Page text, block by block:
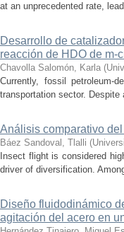
at an unprecedented rate,
Desarrollo de
reacción de HDO de m-
Chavolla Salomón, Karla (
Currently, fossil petroleum-
transportation sector.
Análisis comparativo
Báez Sandoval, Tlalli (
Insect flight is considered
driver of diversification.
Diseño fluidodinámico
agitación del acero en